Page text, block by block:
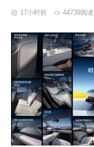
17小时前 44739阅读